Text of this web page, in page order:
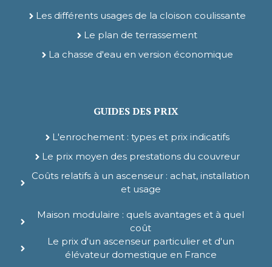
Les différents usages de la cloison coulissante
Le plan de terrassement
La chasse d'eau en version économique
GUIDES DES PRIX
L'enrochement : types et prix indicatifs
Le prix moyen des prestations du couvreur
Coûts relatifs à un ascenseur : achat, installation
et usage
Maison modulaire : quels avantages et à quel
coût
Le prix d'un ascenseur particulier et d'un
élévateur domestique en France